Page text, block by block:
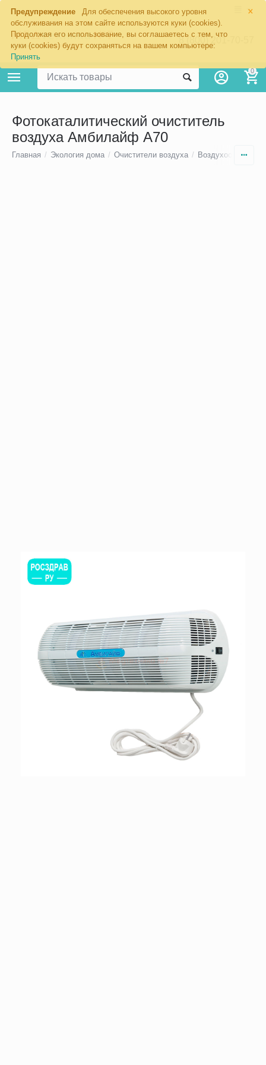
×
Предупреждение
Для обеспечения высокого уровня
обслуживания на этом сайте используются куки (cookies).
Продолжая его использование, вы соглашаетесь с тем, что
куки (cookies) будут сохраняться на вашем компьютере:
Принять
8 (800) 201-70-57
0
Фотокаталитический очиститель
воздуха Амбилайф А70
Главная / Экология дома / Очистители воздуха /